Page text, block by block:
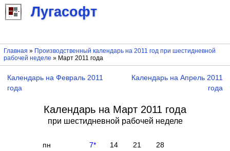
Лугасофт
Главная » Производственный календарь на 2011 год при шестидневной
рабочей неделе » Март 2011 года
Календарь на Февраль 2011
года
Календарь на Апрель 2011
года
Календарь на Март 2011 года
при шестидневной рабочей неделе
пн 7* 14 21
28